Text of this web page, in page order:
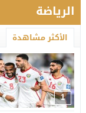
الرياضة
الأكثر مشاهدة
1